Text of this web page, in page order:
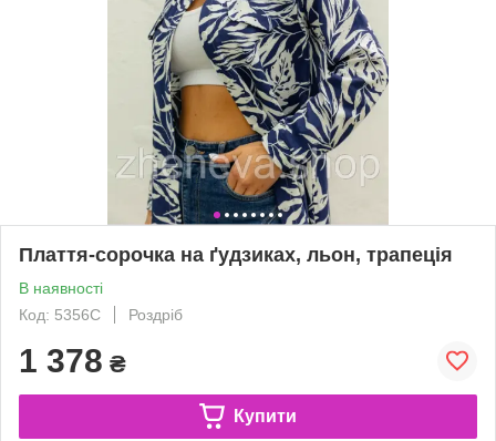
Плаття-сорочка на ґудзиках, льон, трапеція
В наявності
Код: 5356С
Роздріб
1 378 ₴
Купити